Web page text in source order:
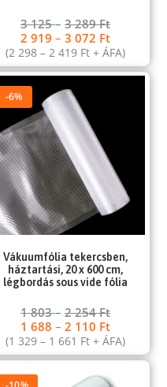
3 125–3 289Ft
2 919–3 072 Ft
(2 298–2 419 Ft + ÁFA)
-6%
Vákuumfólia tekercsben,
háztartási, 20 x 600 cm,
légbordás sous vide fólia
1 803–2 254Ft
1 688–2 110 Ft
(1 329– 1 661 Ft + ÁFA)